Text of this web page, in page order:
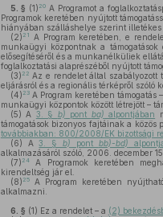
5. § (1) 20A Programot a
Programok keretében nyújtott
hiányában szálláshelye szerint illetékes
(2) 21
A Program keretében, e
munkaügyi központnak a
elősegítéséről és a munkanélküliek
foglalkoztatási alaprészéből nyújtott
(3) 22 Az e rendelet által szabályozott
eljárásról és a regionális térképről szóló
(4) 23A Program keretében támogatás
munkaügyi központok között létrejött –
(5) A 3. § b) pont ba) alpontjában
támogatások bizonyos fajtáinak a
továbbiakban: 800/2008/EK bizottsági
(6) A3. §b) pont bb)-bd)
alkalmazásáról szóló, 2006. december
(7) 24A Programok keretében
kirendeltség jár el.
(8) 25A Program keretében
alkalmazni.
6. § (1) Ez a rendelet – a (2)